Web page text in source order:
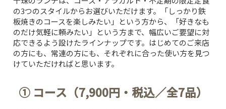
の3つのスタイルからお選びいただけます。「しっかり鉄
板焼きのコースを楽しみたい」という方から、「好きなも
のだけ気軽に頼みたい」という方まで、幅広いご要望に対
応できるよう設けたラインナップです。はじめてのご来店
の方にも、常連の方にも、それぞれに合った使い方を見つ
けていただければと思います。
① コース（7,900円・税込／全7品）